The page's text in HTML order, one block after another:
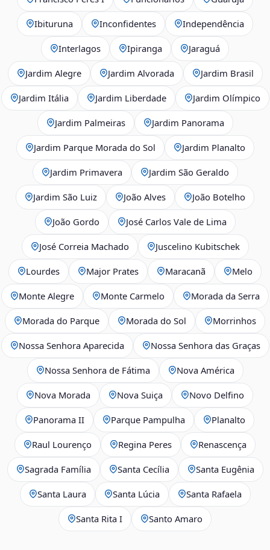
Ibituruna Inconfidentes Independência
Interlagos Ipiranga Jaraguá
Jardim Alegre Jardim Alvorada Jardim Brasil
Jardim Itália Jardim Liberdade Jardim Olímpico
Jardim Palmeiras Jardim Panorama
Jardim Parque Morada do Sol Jardim Planalto
Jardim Primavera Jardim São Geraldo
Jardim São Luiz João Alves João Botelho
João Gordo José Carlos Vale de Lima
José Correia Machado Juscelino Kubitschek
Lourdes Major Prates Maracanã Melo
Monte Alegre Monte Carmelo Morada da Serra
Morada do Parque Morada do Sol Morrinhos
Nossa Senhora Aparecida Nossa Senhora das Graças
Nossa Senhora de Fátima Nova América
Nova Morada Nova Suiça Novo Delfino
Panorama II Parque Pampulha Planalto
Raul Lourenço Regina Peres Renascença
Sagrada Família Santa Cecília Santa Eugênia
Santa Laura Santa Lúcia Santa Rafaela
Santa Rita I Santo Amaro